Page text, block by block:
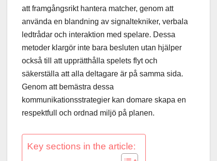
att framgångsrikt hantera matcher, genom att
använda en blandning av signaltekniker, verbala
ledtrådar och interaktion med spelare. Dessa
metoder klargör inte bara besluten utan hjälper
också till att upprätthålla spelets flyt och
säkerställa att alla deltagare är på samma sida.
Genom att bemästra dessa
kommunikationsstrategier kan domare skapa en
respektfull och ordnad miljö på planen.
Key sections in the article: